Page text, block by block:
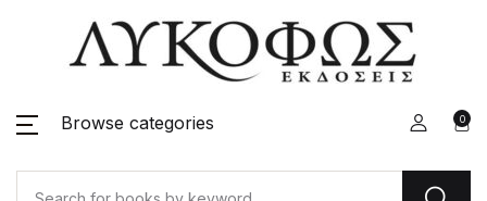
Browse categories 0